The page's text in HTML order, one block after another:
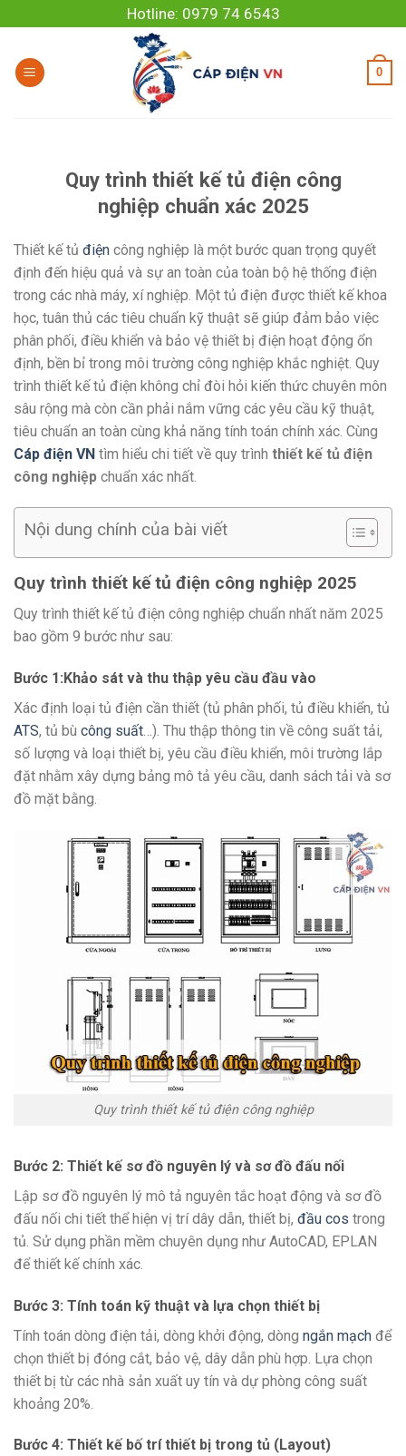
to
content
Hotline: 0979 74 6543
0
Quy trình thiết kế tủ điện công
nghiệp chuẩn xác 2025
Thiết kế tủ điện công nghiệp là một bước quan trọng quyết
định đến hiệu quả và sự an toàn của toàn bộ hệ thống điện
trong các nhà máy, xí nghiệp. Một tủ điện được thiết kế khoa
học, tuân thủ các tiêu chuẩn kỹ thuật sẽ giúp đảm bảo việc
phân phối, điều khiển và bảo vệ thiết bị điện hoạt động ổn
định, bền bỉ trong môi trường công nghiệp khắc nghiệt. Quy
trình thiết kế tủ điện không chỉ đòi hỏi kiến thức chuyên môn
sâu rộng mà còn cần phải nắm vững các yêu cầu kỹ thuật,
tiêu chuẩn an toàn cùng khả năng tính toán chính xác. Cùng
Cáp điện VN tìm hiểu chi tiết về quy trình thiết kế tủ điện
công nghiệp chuẩn xác nhất.
Nội dung chính của bài viết
Quy trình thiết kế tủ điện công nghiệp 2025
Quy trình thiết kế tủ điện công nghiệp chuẩn nhất năm 2025
bao gồm 9 bước như sau:
Bước 1:Khảo sát và thu thập yêu cầu đầu vào
Xác định loại tủ điện cần thiết (tủ phân phối, tủ điều khiển, tủ
ATS, tủ bù công suất…). Thu thập thông tin về công suất tải,
số lượng và loại thiết bị, yêu cầu điều khiển, môi trường lắp
đặt nhằm xây dựng bảng mô tả yêu cầu, danh sách tải và sơ
đồ mặt bằng.
Quy trình thiết kế tủ điện công nghiệp
Bước 2: Thiết kế sơ đồ nguyên lý và sơ đồ đấu nối
Lập sơ đồ nguyên lý mô tả nguyên tắc hoạt động và sơ đồ
đấu nối chi tiết thể hiện vị trí dây dẫn, thiết bị, đầu cos trong
tủ. Sử dụng phần mềm chuyên dụng như AutoCAD, EPLAN
để thiết kế chính xác.
Bước 3: Tính toán kỹ thuật và lựa chọn thiết bị
Tính toán dòng điện tải, dòng khởi động, dòng ngắn mạch để
chọn thiết bị đóng cắt, bảo vệ, dây dẫn phù hợp. Lựa chọn
thiết bị từ các nhà sản xuất uy tín và dự phòng công suất
khoảng 20%.
Bước 4: Thiết kế bố trí thiết bị trong tủ (Layout)